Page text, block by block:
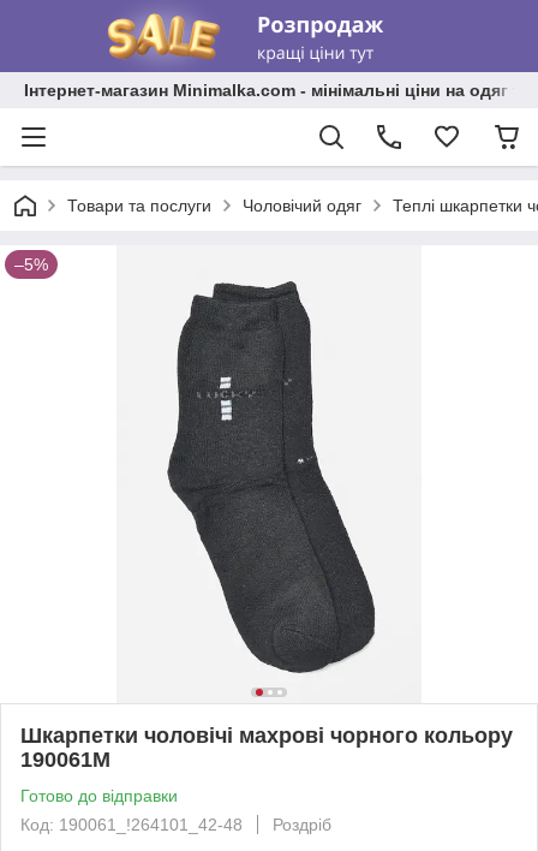
Інтернет-магазин Minimalka.com - мінімальні ціни на одяг
Товари та послуги Чоловічий одяг Теплі шкарпетки
–5%
Шкарпетки чоловічі махрові чорного кольору
190061M
Готово до відправки
Код: 190061_!264101_42-48
Роздріб